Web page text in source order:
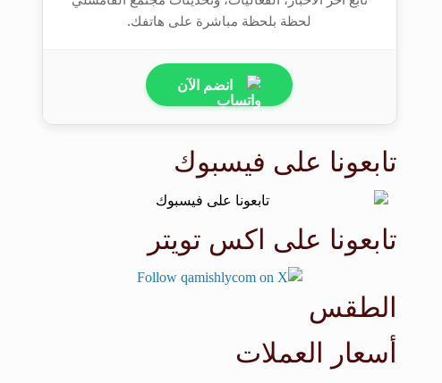
لحظة بلحظة مباشرة على هاتفك.
انضم الآن
تابعونا على فيسبوك
تابعونا على اكس تويتر
الطقس
أسعار العملات